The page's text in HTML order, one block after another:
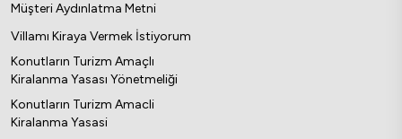
Müşteri Aydınlatma Metni
Villamı Kiraya Vermek İstiyorum
Konutların Turizm Amaçlı
Kiralanma Yasası Yönetmeliği
Konutların Turizm Amacli
Kiralanma Yasasi